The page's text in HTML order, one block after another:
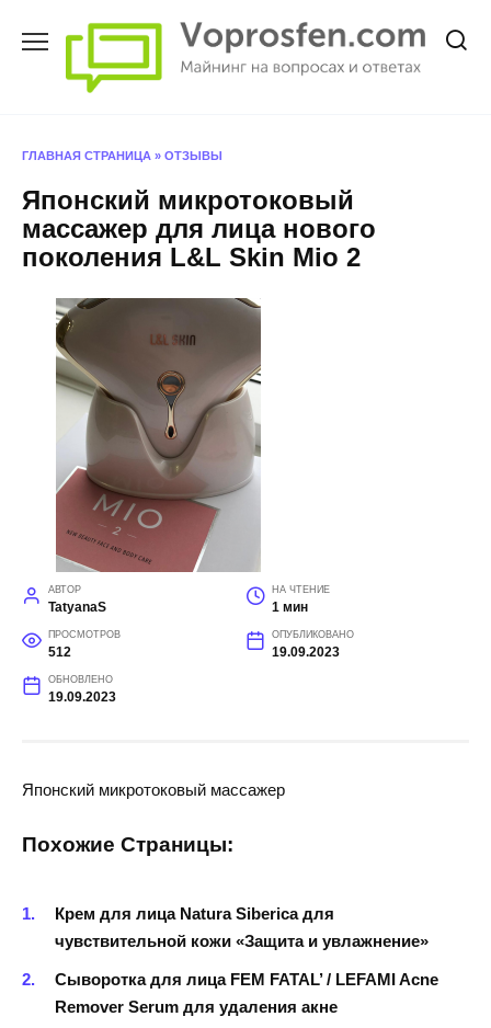
ГЛАВНАЯ СТРАНИЦА » ОТЗЫВЫ
Японский микротоковый
массажер для лица нового
поколения L&L Skin Mio 2
АВТОР
TatyanaS
НА ЧТЕНИЕ
1 мин
ПРОСМОТРОВ
512
ОПУБЛИКОВАНО
19.09.2023
ОБНОВЛЕНО
19.09.2023
Японский микротоковый массажер
Похожие Страницы:
Крем для лица Natura Siberica для
чувствительной кожи «Защита и увлажнение»
Сыворотка для лица FEM FATAL’ / LEFAMI Acne
Remover Serum для удаления акне